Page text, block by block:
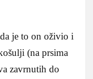
je to on oživio i
(na prsima
zavrnutih do